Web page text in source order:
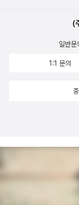
니에 대한 오늘을 볼
다. / ibagu 허수아
그냥 소설로만 볼 수
naraemama 소수의
각합니다 /
춘들의 삶을 잘 보여
고 있는 소설이에요.
별반 다를게 없어서
굳어졌다. 아무리 적
가(생각해보니까 일
에서 출간됐다. 아마
있는 그의 일기에서
개>(세계사, 2007)
게 되고. 아울러 같
장정 1,2>(나남,
5권짜리 책이고 1,2
(
일반문
1:1 문의